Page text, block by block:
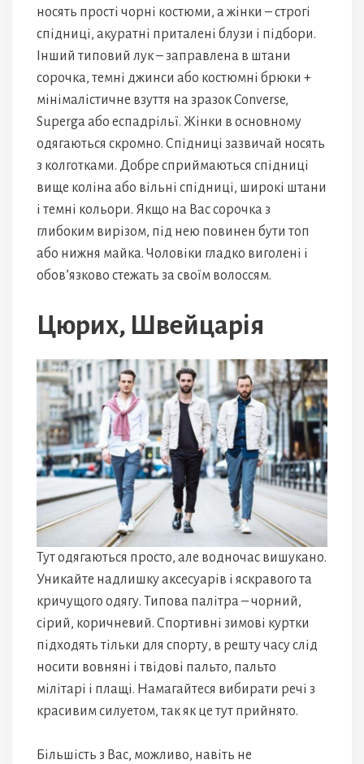
носять прості чорні костюми, а жінки – строгі
спідниці, акуратні приталені блузи і підбори.
Інший типовий лук – заправлена в штани
сорочка, темні джинси або костюмні брюки +
мінімалістичне взуття на зразок Converse,
Superga або еспадрільї. Жінки в основному
одягаються скромно. Спідниці зазвичай носять
з колготками. Добре сприймаються спідниці
вище коліна або вільні спідниці, широкі штани
і темні кольори. Якщо на Вас сорочка з
глибоким вирізом, під нею повинен бути топ
або нижня майка. Чоловіки гладко виголені і
обов’язково стежать за своїм волоссям.
Цюрих, Швейцарія
Тут одягаються просто, але водночас вишукано.
Уникайте надлишку аксесуарів і яскравого та
кричущого одягу. Типова палітра – чорний,
сірий, коричневий. Спортивні зимові куртки
підходять тільки для спорту, в решту часу слід
носити вовняні і твідові пальто, пальто
мілітарі і плащі. Намагайтеся вибирати речі з
красивим силуетом, так як це тут прийнято.
Більшість з Вас, можливо, навіть не